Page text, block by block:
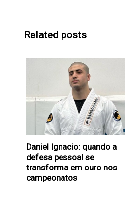
Related posts
Daniel Ignacio: quando a
defesa pessoal se
transforma em ouro nos
campeonatos